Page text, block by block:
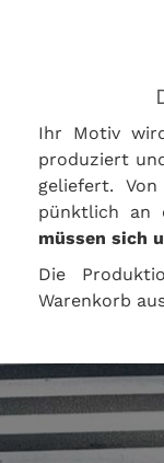
Ihr Motiv
produziert
geliefert.
pünktlich an
müssen sich
Die
Warenkorb